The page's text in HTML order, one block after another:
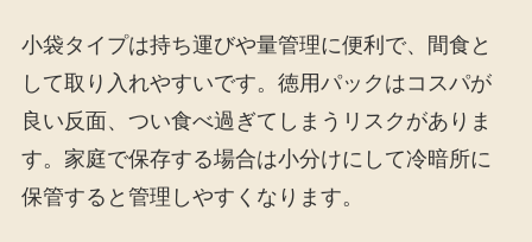
小袋タイプは持ち運びや量管理に便利で、間食と
して取り入れやすいです。徳用パックはコスパが
良い反面、つい食べ過ぎてしまうリスクがありま
す。家庭で保存する場合は小分けにして冷暗所に
保管すると管理しやすくなります。